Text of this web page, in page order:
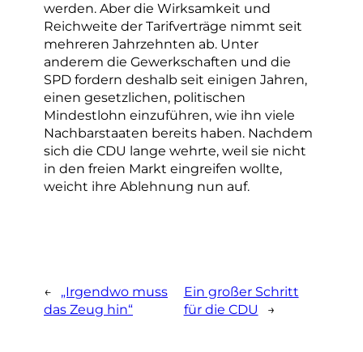
werden. Aber die Wirksamkeit und
Reichweite der Tarifverträge nimmt seit
mehreren Jahrzehnten ab. Unter
anderem die Gewerkschaften und die
SPD fordern deshalb seit einigen Jahren,
einen gesetzlichen, politischen
Mindestlohn einzuführen, wie ihn viele
Nachbarstaaten bereits haben. Nachdem
sich die CDU lange wehrte, weil sie nicht
in den freien Markt eingreifen wollte,
weicht ihre Ablehnung nun auf.
←
„Irgendwo muss
das Zeug hin“
Ein großer Schritt
für die CDU
→